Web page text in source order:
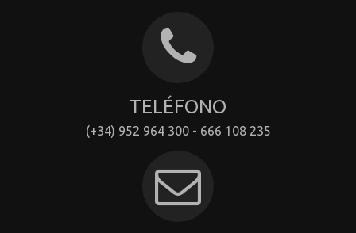
TELÉFONO
(+34) 952 964 300 - 666 108 235